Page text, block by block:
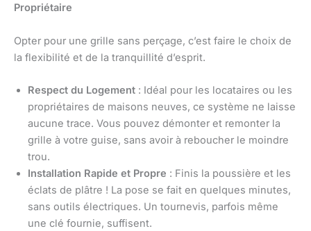
Propriétaire
Opter pour une grille sans perçage, c’est faire le choix de
la flexibilité et de la tranquillité d’esprit.
Respect du Logement : Idéal pour les locataires ou les
propriétaires de maisons neuves, ce système ne laisse
aucune trace. Vous pouvez démonter et remonter la
grille à votre guise, sans avoir à reboucher le moindre
trou.
Installation Rapide et Propre : Finis la poussière et les
éclats de plâtre ! La pose se fait en quelques minutes,
sans outils électriques. Un tournevis, parfois même
une clé fournie, suffisent.